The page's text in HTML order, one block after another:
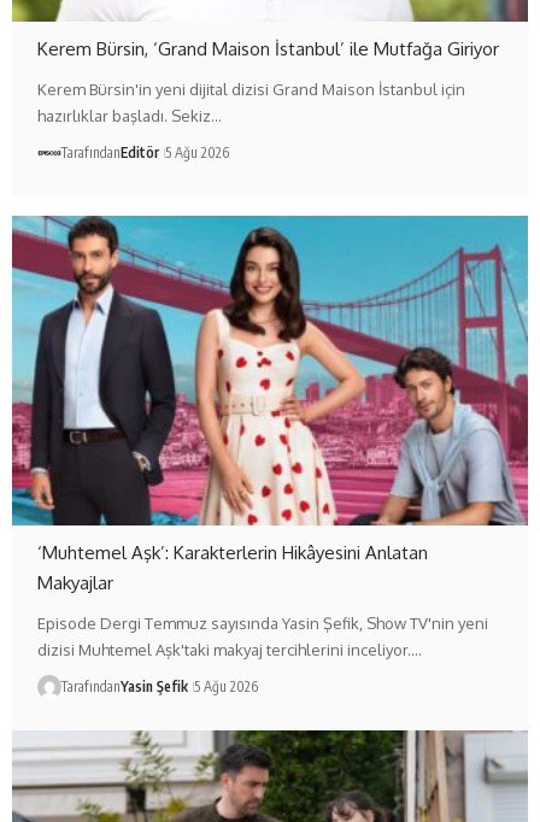
Kerem Bürsin, ‘Grand Maison İstanbul’ ile Mutfağa Giriyor
Kerem Bürsin'in yeni dijital dizisi Grand Maison İstanbul için
hazırlıklar başladı. Sekiz…
TarafındanEditör 5 Ağu 2026
‘Muhtemel Aşk’: Karakterlerin Hikâyesini Anlatan
Makyajlar
Episode Dergi Temmuz sayısında Yasin Şefik, Show TV'nin yeni
dizisi Muhtemel Aşk'taki makyaj tercihlerini inceliyor.…
TarafındanYasin Şefik 5 Ağu 2026